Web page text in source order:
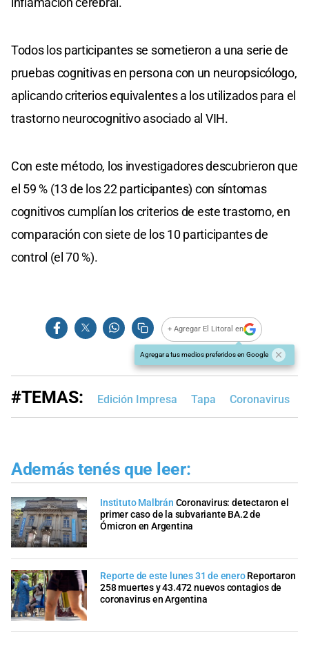
Todos los participantes se sometieron a una serie de
pruebas cognitivas en persona con un neuropsicólogo,
aplicando criterios equivalentes a los utilizados para el
trastorno neurocognitivo asociado al VIH.
Con este método, los investigadores descubrieron que
el 59 % (13 de los 22 participantes) con síntomas
cognitivos cumplían los criterios de este trastorno, en
comparación con siete de los 10 participantes de
control (el 70 %).
+ Agregar El Litoral en
Agregar a tus medios preferidos en Google
#TEMAS: Edición Impresa Tapa Coronavirus
Además tenés que leer:
Instituto Malbrán Coronavirus: detectaron el
primer caso de la subvariante BA.2 de
Ómicron en Argentina
Reporte de este lunes 31 de enero Reportaron
258 muertes y 43.472 nuevos contagios de
coronavirus en Argentina